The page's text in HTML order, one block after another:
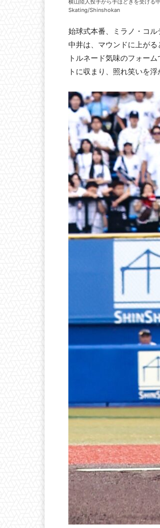
Skating/Shinshokan
始球式本番、ミラノ・コ
中井は、マウンドに上が
トルネード気味のフォー
トに収まり、照れ笑いを浮